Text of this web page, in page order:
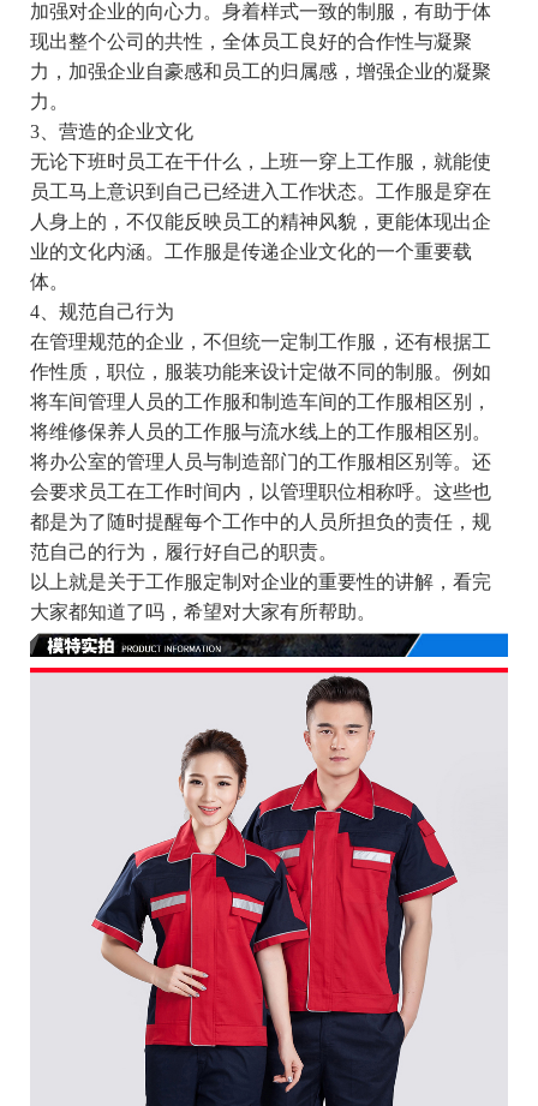
加强对企业的向心力。身着样式一致的制服，有助于体
现出整个公司的共性，全体员工良好的合作性与凝聚
力，加强企业自豪感和员工的归属感，增强企业的凝聚
力。
3、营造的企业文化
无论下班时员工在干什么，上班一穿上工作服，就能使
员工马上意识到自己已经进入工作状态。工作服是穿在
人身上的，不仅能反映员工的精神风貌，更能体现出企
业的文化内涵。工作服是传递企业文化的一个重要载
体。
4、规范自己行为
在管理规范的企业，不但统一定制工作服，还有根据工
作性质，职位，服装功能来设计定做不同的制服。例如
将车间管理人员的工作服和制造车间的工作服相区别，
将维修保养人员的工作服与流水线上的工作服相区别。
将办公室的管理人员与制造部门的工作服相区别等。还
会要求员工在工作时间内，以管理职位相称呼。这些也
都是为了随时提醒每个工作中的人员所担负的责任，规
范自己的行为，履行好自己的职责。
以上就是关于工作服定制对企业的重要性的讲解，看完
大家都知道了吗，希望对大家有所帮助。